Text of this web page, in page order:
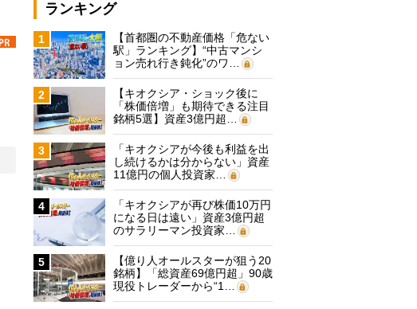
ランキング
1
【首都圏の不動産価格「危ない
駅」ランキング】“中古マンシ
ョン売れ行き鈍化”のワ…
2
【キオクシア・ショック後に
「株価倍増」も期待できる注目
銘柄5選】資産3億円超…
3
「キオクシアが今後も利益を出
し続けるかは分からない」資産
11億円の個人投資家…
4
「キオクシアが再び株価10万円
になる日は遠い」資産3億円超
のサラリーマン投資家…
5
【億り人オールスターが狙う20
銘柄】「総資産69億円超」90歳
現役トレーダーから“1…